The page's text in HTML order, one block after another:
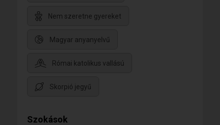
Nem szeretne gyereket
Magyar anyanyelvű
Római katolikus vallású
Skorpió jegyű
Szokások